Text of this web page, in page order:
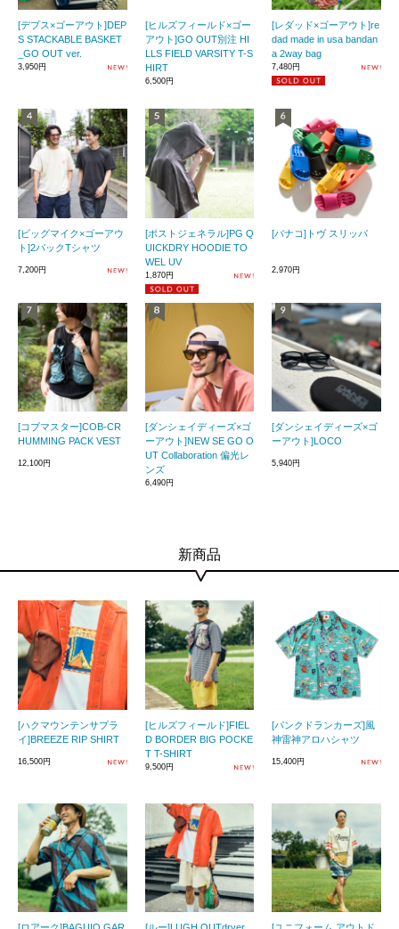
[デプス×ゴーアウト]DEP
S STACKABLE BASKET
_GO OUT ver.
3,950円
[ヒルズフィールド×ゴー
アウト]GO OUT別注 HI
LLS FIELD VARSITY T-S
HIRT
6,500円
[レダッド×ゴーアウト]re
dad made in usa bandan
a 2way bag
7,480円
[ビッグマイク×ゴーアウ
ト]2パックTシャツ
7,200円
[ポストジェネラル]PG Q
UICKDRY HOODIE TO
WEL UV
1,870円
[バナコ]トヴ スリッパ
2,970円
[コブマスター]COB-CR
HUMMING PACK VEST
12,100円
[ダンシェイディーズ×ゴ
ーアウト]NEW SE GO O
UT Collaboration 偏光レ
ンズ
6,490円
[ダンシェイディーズ×ゴ
ーアウト]LOCO
5,940円
新商品
[ハクマウンテンサプラ
イ]BREEZE RIP SHIRT
16,500円
[ヒルズフィールド]FIEL
D BORDER BIG POCKE
T T-SHIRT
9,500円
[パンクドランカーズ]風
神雷神アロハシャツ
15,400円